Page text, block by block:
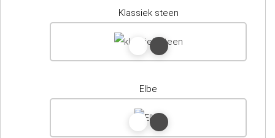
Klassiek steen
Elbe